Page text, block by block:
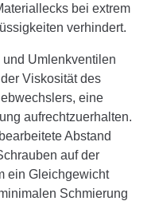
bei extrem
verhindert.
Umlenkventilen
Viskosität des
eine
aufrechtzuerhalten.
Abstand
auf der
ein Gleichgewicht
Schmierung